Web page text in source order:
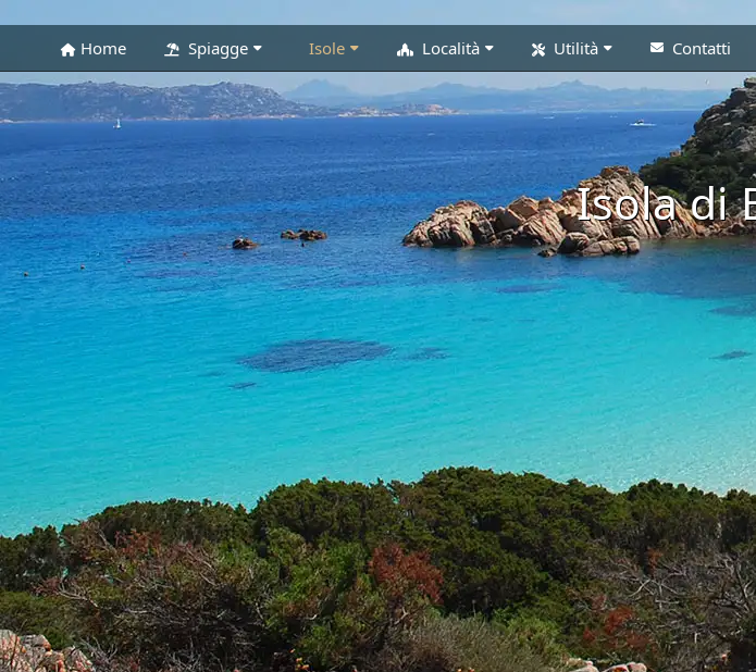
Home Spiagge Isole Località Utilità Contatti
Isola di